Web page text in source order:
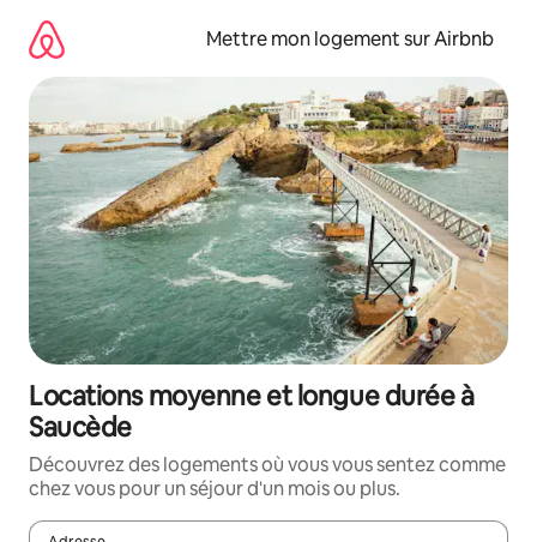
directement
contenu
Mettre mon logement sur Airbnb
Locations moyenne et longue durée à
Saucède
Découvrez des logements où vous vous sentez comme
chez vous pour un séjour d'un mois ou plus.